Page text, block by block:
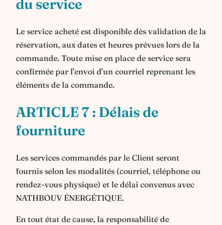
du service
Le service acheté est disponible dès validation de la
réservation, aux dates et heures prévues lors de la
commande. Toute mise en place de service sera
confirmée par l’envoi d’un courriel reprenant les
éléments de la commande.
ARTICLE 7 : Délais de
fourniture
Les services commandés par le Client seront
fournis selon les modalités (courriel, téléphone ou
rendez-vous physique) et le délai convenus avec
NATHBOUV ÉNERGÉTIQUE.
En tout état de cause, la responsabilité de